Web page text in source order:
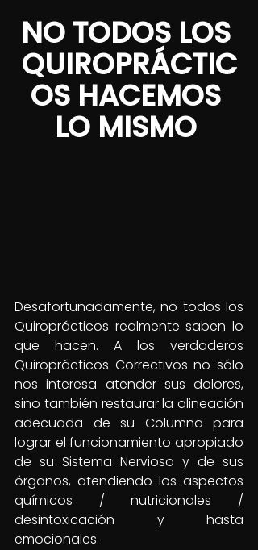
NO TODOS LOS
QUIROPRÁCTIC
OS HACEMOS
LO MISMO
Desafortunadamente, no todos los
Quiroprácticos realmente saben lo
que hacen. A los verdaderos
Quiroprácticos Correctivos no sólo
nos interesa atender sus dolores,
sino también restaurar la alineación
adecuada de su Columna para
lograr el funcionamiento apropiado
de su Sistema Nervioso y de sus
órganos, atendiendo los aspectos
químicos / nutricionales /
desintoxicación y hasta
emocionales.